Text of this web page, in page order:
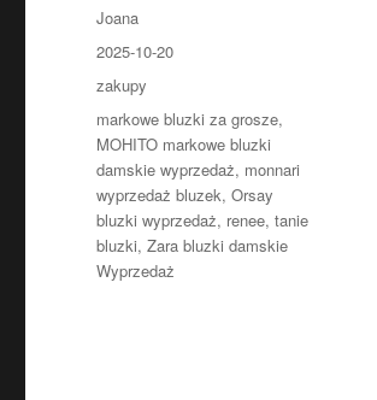
Autor
Joana
Opublikowano
2025-10-20
Kategorie
zakupy
Tagi
markowe bluzki za grosze,
MOHITO markowe bluzki
damskie wyprzedaż, monnari
wyprzedaż bluzek,Orsay
bluzki wyprzedaż, renee,tanie
bluzki,Zara bluzki damskie
Wyprzedaż